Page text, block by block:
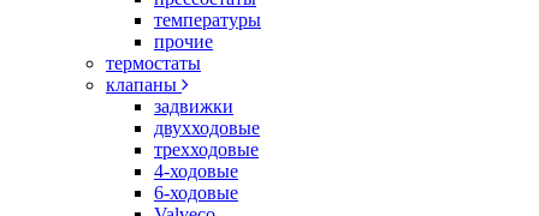
температуры
прочие
термостаты
клапаны
задвижки
двухходовые
трехходовые
4-ходовые
6-ходовые